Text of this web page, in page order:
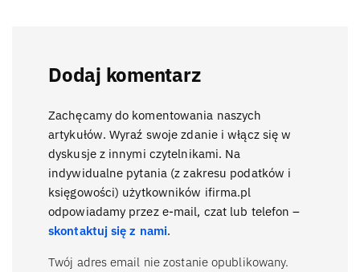
Dodaj komentarz
Zachęcamy do komentowania naszych
artykułów. Wyraź swoje zdanie i włącz się w
dyskusje z innymi czytelnikami. Na
indywidualne pytania (z zakresu podatków i
księgowości) użytkowników ifirma.pl
odpowiadamy przez e-mail, czat lub telefon –
skontaktuj się z nami.
Twój adres email nie zostanie opublikowany.